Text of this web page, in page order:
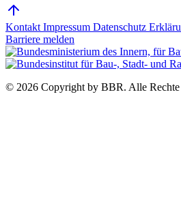
Kontakt Impressum Datenschutz
Barriere melden
© 2026 Copyright by BBR. Alle